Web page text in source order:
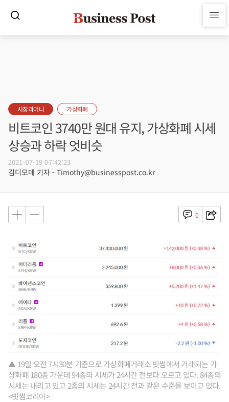
시장과머니 가상화폐
비트코인 3740만 원대 유지, 가상화폐 시세
상승과 하락 엇비슷
2021-07-19 07:42:23
김디모데 기자 - Timothy@businesspost.co.kr
0
▲ 19일 오전 7시30분 기준으로 가상화폐거래소 빗썸에서 거래되는 가
상화폐 180종 가운데 94종의 시세가 24시간 전보다 오르고 있다. 84종의
시세는 내리고 있고 2종의 시세는 24시간 전과 같은 수준을 보이고 있다.
<빗썸코리아>